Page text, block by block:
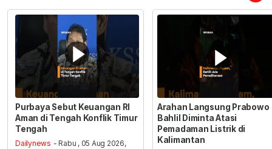
Purbaya Sebut Keuangan RI
Aman di Tengah Konflik Timur
Tengah
Dailynews - Rabu , 05 Aug 2026,
Arahan Langsung Prabowo
Bahlil Diminta Atasi
Pemadaman Listrik di
Kalimantan